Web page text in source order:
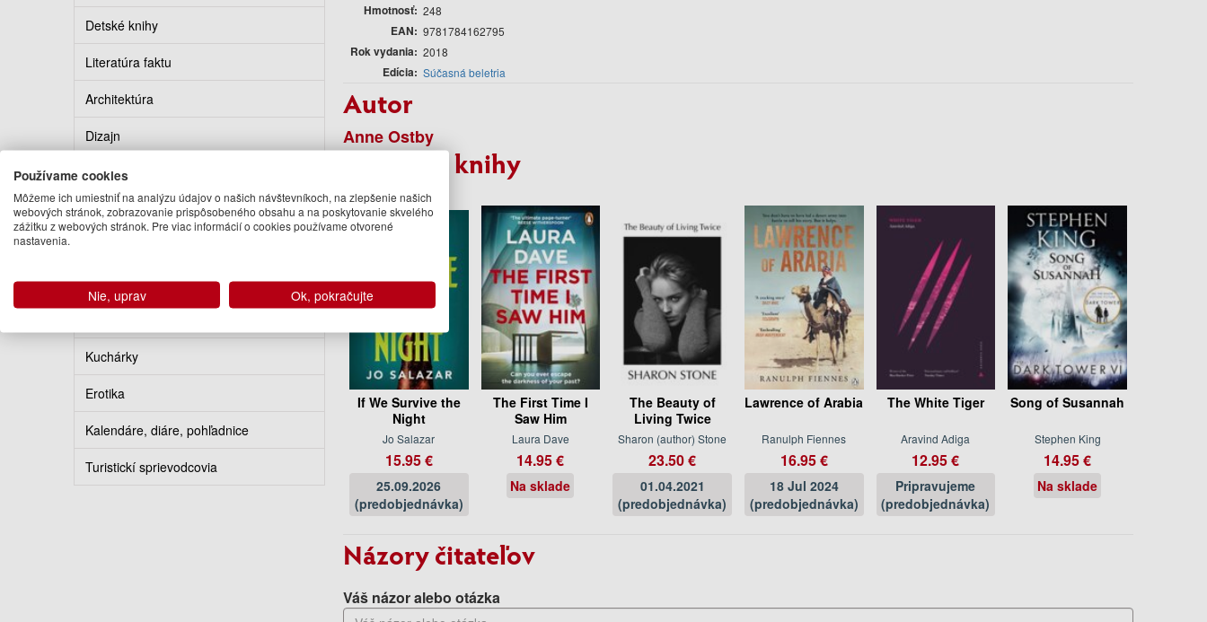
Detské knihy
Literatúra faktu
Architektúra
Dizajn
Populárna kultúra
Umenie, hudba
Fotografia a film
Kuchárky
Erotika
Kalendáre, diáre, pohľadnice
Turistickí sprievodcovia
Hmotnosť 248
EAN 9781784162795
Rok vydania 2018
Edícia Súčasná beletria
Autor
Anne Ostby
Podobné knihy
If We Survive the
Night
Jo Salazar
15.95 €
25.09.2026
(predobjednávka)
The First Time I
Saw Him
Laura Dave
14.95 €
Na sklade
The Beauty of
Living Twice
Sharon (author) Stone
23.50 €
01.04.2021
(predobjednávka)
Lawrence of Arabia
Ranulph Fiennes
16.95 €
18 Jul 2024
(predobjednávka)
The White Tiger
Aravind Adiga
12.95 €
Pripravujeme
(predobjednávka)
Song of Susannah
Stephen King
14.95 €
Na sklade
Názory čitateľov
Váš názor alebo otázka
Používame cookies
Môžeme ich umiestniť na analýzu údajov o našich návštevníkoch, na zlepšenie našich
webových stránok, zobrazovanie prispôsobeného obsahu a na poskytovanie skvelého
zážitku z webových stránok. Pre viac informácií o cookies používame otvorené
nastavenia.
Nie, uprav Ok, pokračujte